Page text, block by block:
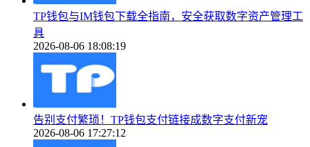
TP钱包与IM钱包下载全指南，安全获取数字资产管理工
具
2026-08-06 18:08:19
告别支付繁琐！TP钱包支付链接成数字支付新宠
2026-08-06 17:27:12